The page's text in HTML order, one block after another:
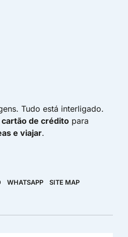
Tudo está interligado.
cartão de crédito para
e viajar.
WHATSAPP
SITE MAP